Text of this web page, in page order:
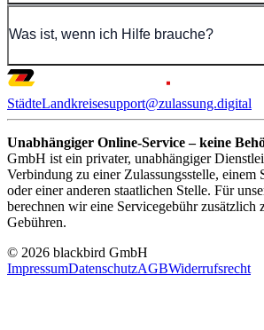
Was ist, wenn ich Hilfe brauche?
StädteLandkreisesupport@zulassung.digital
Unabhängiger Online-Service – keine
GmbH ist ein privater, unabhängiger
Verbindung zu einer Zulassungsstelle, einem
oder einer anderen staatlichen Stelle. Für
berechnen wir eine Servicegebühr zusätzlich
Gebühren.
© 2026 blackbird GmbH
ImpressumDatenschutzAGBWiderrufsrecht